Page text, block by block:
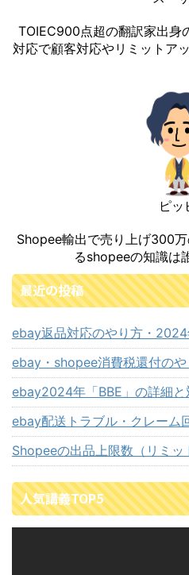
TOIEC900点超の翻訳家出身
対応で顧客対応やリミットア
ピッ
Shopee輸出で売り上げ300
るshopeeの知識は
最近の投稿
ebay返品対応のやり方・2024
ebay・shopee消費税還付の
ebay2024年「BBE」の詳細と
ebay配送トラブル・クレーム
Shopeeの出品上限数（リミッ
人気講義TOP5